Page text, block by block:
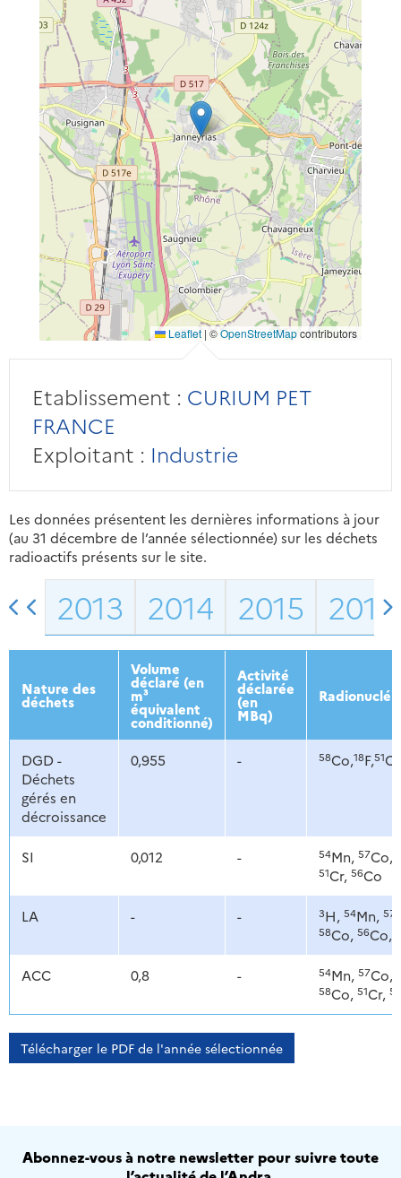
Leaflet | ©OpenStreetMapcontributors
Etablissement : CURIUM PET
FRANCE
Exploitant : Industrie
Les données présentent les dernières informations à jour
(au 31 décembre de l’année sélectionnée) sur les déchets
radioactifs présents sur le site.
2013 2014 2015 2016
Nature des
déchets
Volume
déclaré (en
m³
équivalent
conditionné)
Activité
déclarée
(en
MBq)
DGD -
Déchets
gérés en
décroissance
0,955 - 58Co,18F,51
SI 0,012 - 54Mn, 57Co,
51Cr, 56Co
LA - - 3H, 54Mn, 57
58Co, 56Co,
ACC 0,8 - 54Mn, 57Co,
58Co, 51Cr, 56
Télécharger le PDF de l'année sélectionnée
Abonnez-vous à notre newsletter pour suivre toute